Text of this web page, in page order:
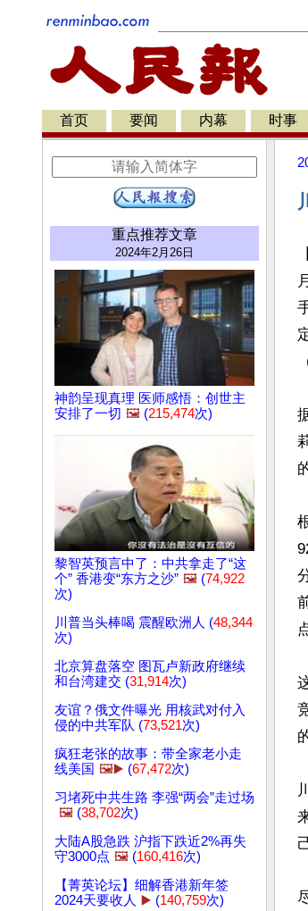
首页 要闻 内幕 时事
重点推荐文章
2024年2月26日
神韵呈现真理 医师感悟：创世主
安排了一切 🖼️ (215,474次)
黎智英预言中了：中共拿走了“这
个” 香港变“东方之沙” 🖼️ (74,922
次)
川普当头棒喝 震醒欧洲人 (48,344
次)
北京算盘落空 图瓦卢新政府继续
和台湾建交 (31,914次)
友谊？俄文件曝光 用核武对付入
侵的中共军队 (73,521次)
疯狂老张的故事：带全家老小走
线美国 🖼️▶️ (67,472次)
习堵死中共生路 李强“两会”走过场
🖼️ (38,702次)
大陆A股急跌 沪指下跌近2%再失
守3000点 🖼️ (160,416次)
【菁英论坛】细解香港新年签
2024天要收人 ▶️ (140,759次)